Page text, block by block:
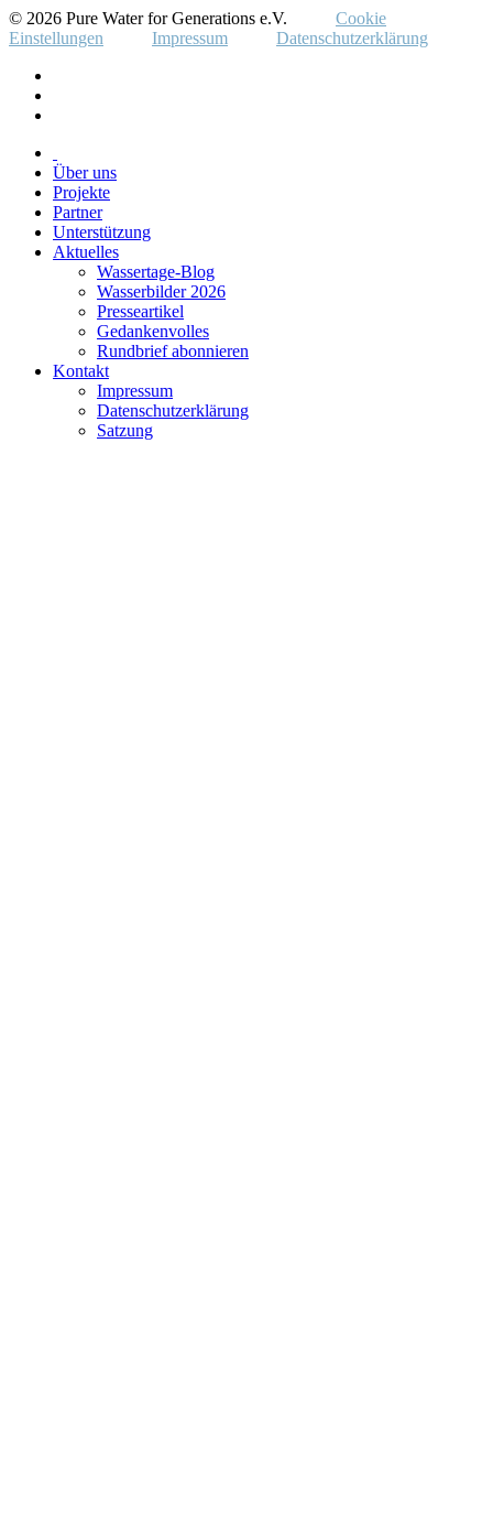
© 2026 Pure Water for Generations e.V.
Cookie
Einstellungen
Impressum Datenschutzerklärung
Über uns
Projekte
Partner
Unterstützung
Aktuelles
Wassertage-Blog
Wasserbilder 2026
Presseartikel
Gedankenvolles
Rundbrief abonnieren
Kontakt
Impressum
Datenschutzerklärung
Satzung